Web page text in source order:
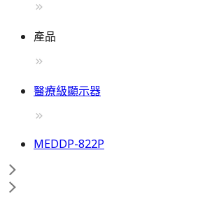
產品
醫療級顯示器
MEDDP-822P